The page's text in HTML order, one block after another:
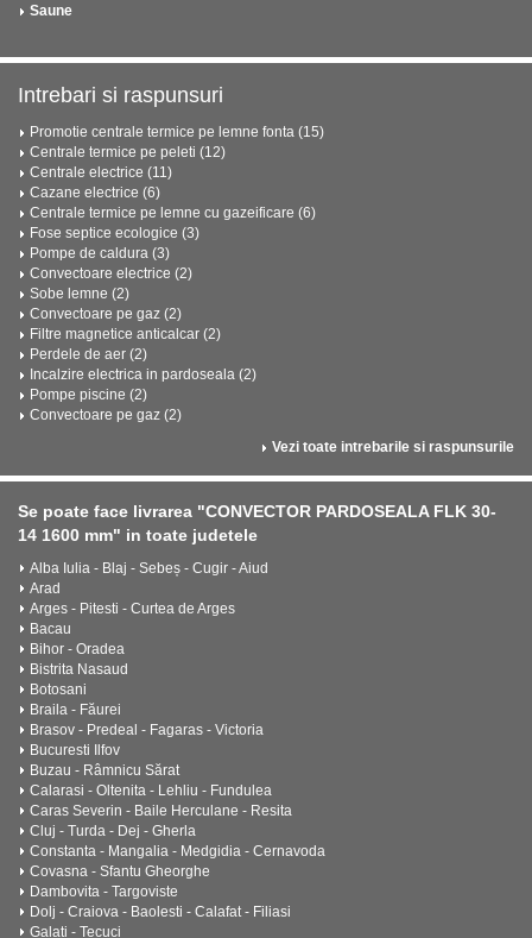
Saune
Intrebari si raspunsuri
Promotie centrale termice pe lemne fonta (15)
Centrale termice pe peleti (12)
Centrale electrice (11)
Cazane electrice (6)
Centrale termice pe lemne cu gazeificare (6)
Fose septice ecologice (3)
Pompe de caldura (3)
Convectoare electrice (2)
Sobe lemne (2)
Convectoare pe gaz (2)
Filtre magnetice anticalcar (2)
Perdele de aer (2)
Incalzire electrica in pardoseala (2)
Pompe piscine (2)
Convectoare pe gaz (2)
Vezi toate intrebarile si raspunsurile
Se poate face livrarea "CONVECTOR PARDOSEALA FLK 30-
14 1600 mm" in toate judetele
Alba Iulia - Blaj - Sebeș - Cugir - Aiud
Arad
Arges - Pitesti - Curtea de Arges
Bacau
Bihor - Oradea
Bistrita Nasaud
Botosani
Braila - Făurei
Brasov - Predeal - Fagaras - Victoria
Bucuresti Ilfov
Buzau - Râmnicu Sărat
Calarasi - Oltenita - Lehliu - Fundulea
Caras Severin - Baile Herculane - Resita
Cluj - Turda - Dej - Gherla
Constanta - Mangalia - Medgidia - Cernavoda
Covasna - Sfantu Gheorghe
Dambovita - Targoviste
Dolj - Craiova - Baolesti - Calafat - Filiasi
Galati - Tecuci